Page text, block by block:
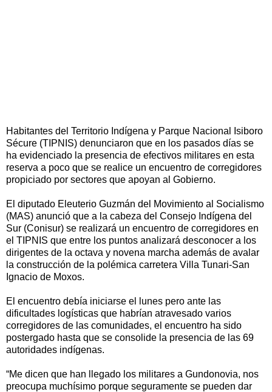
Habitantes del Territorio Indígena y Parque Nacional Isiboro
Sécure (TIPNIS) denunciaron que en los pasados días se
ha evidenciado la presencia de efectivos militares en esta
reserva a poco que se realice un encuentro de corregidores
propiciado por sectores que apoyan al Gobierno.
El diputado Eleuterio Guzmán del Movimiento al Socialismo
(MAS) anunció que a la cabeza del Consejo Indígena del
Sur (Conisur) se realizará un encuentro de corregidores en
el TIPNIS que entre los puntos analizará desconocer a los
dirigentes de la octava y novena marcha además de avalar
la construcción de la polémica carretera Villa Tunari-San
Ignacio de Moxos.
El encuentro debía iniciarse el lunes pero ante las
dificultades logísticas que habrían atravesado varios
corregidores de las comunidades, el encuentro ha sido
postergado hasta que se consolide la presencia de las 69
autoridades indígenas.
“Me dicen que han llegado los militares a Gundonovia, nos
preocupa muchísimo porque seguramente se pueden dar